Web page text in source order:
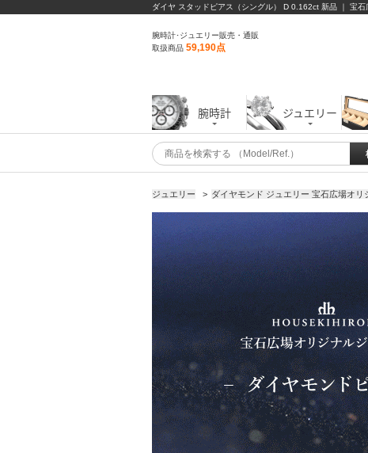
ダイヤ スタッドピアス（シングル） D 0.162ct 新品 ｜ 宝石
腕時計･ジュエリー販売・通販
取扱商品 59,190点
腕時計 ジュエリー
ジュエリー > ダイヤモンド ジュエリー 宝石広場オリ